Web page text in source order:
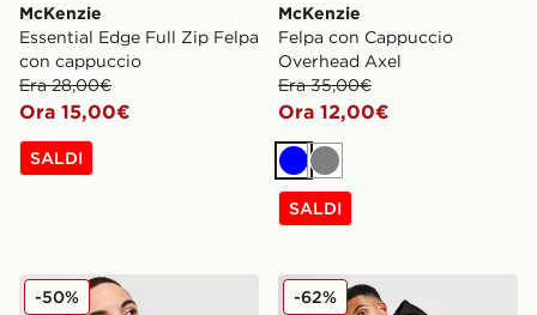
McKenzie
Essential Edge Full Zip Felpa
con cappuccio
Era 28,00€
Ora 15,00€
SALDI
McKenzie
Felpa con Cappuccio
Overhead Axel
Era 35,00€
Ora 12,00€
BluGrigio
SALDI
McKenzie Felpa con Cappuccio Full Zip Rocco
-50% McKenzie Pantaloni
-62%